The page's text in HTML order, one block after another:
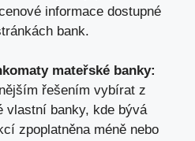
informace dostupné
bank.
mateřské banky:
řešením vybírat z
vlastní banky, kde bývá
zpoplatněna méně nebo